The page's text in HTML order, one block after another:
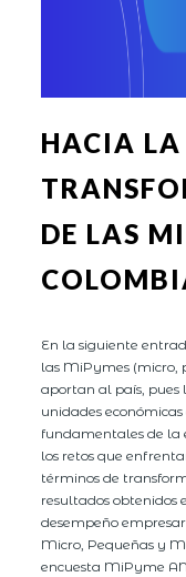
HACIA LA
DE LAS
En la siguiente
las MiPymes (micro,
aportan al país, pues
unidades
fundamentales de la
los retos que
términos de
resultados obtenidos
desempeño
Micro, Pequeñas y
encuesta MiPyme